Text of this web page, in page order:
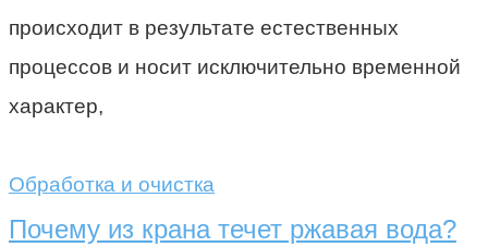
происходит в результате естественных
процессов и носит исключительно временной
характер,
Обработка и очистка
Почему из крана течет ржавая вода?